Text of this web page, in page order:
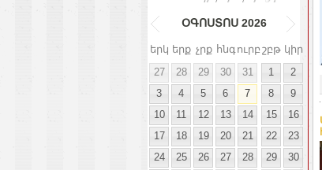
ՕԳՈՍՏՈՍ 2026
երկ երք չրք հնգուրբ շբթ կիր
27
28 29 30 31 1
2
3
4 5 6 7 8
9
10
11 12 13 14 15
16
17
18 19 20 21 22
23
24
25 26 27 28 29
30